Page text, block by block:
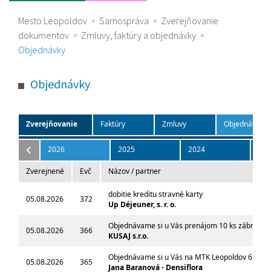
Mesto Leopoldov Samospráva
Zverejňovanie
dokumentov
Zmluvy, faktúry a objednávky
Objednávky
Objednávky